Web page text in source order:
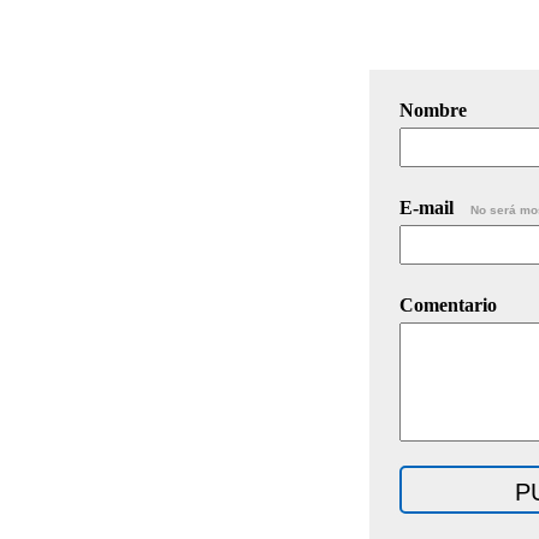
Nombre
E-mail No será
Comentario